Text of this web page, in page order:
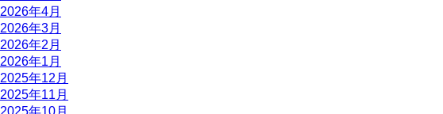
2026年4月
2026年3月
2026年2月
2026年1月
2025年12月
2025年11月
2025年10月